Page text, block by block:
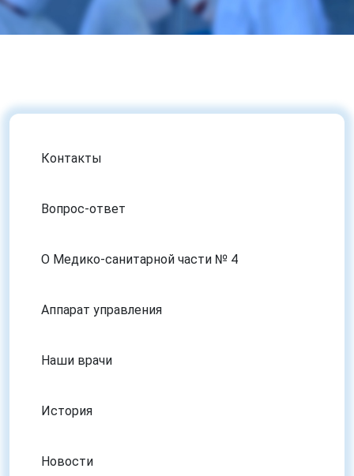
Контакты
Вопрос-ответ
О Медико-санитарной части № 4
Аппарат управления
Наши врачи
История
Новости